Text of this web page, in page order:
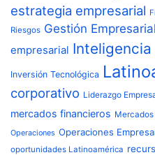
estrategia empresarial
Riesgos Gestión Empresarial
empresarial
Inversión Tecnológica
corporativo Liderazgo
mercados financieros
Operaciones Operaciones
oportunidades Latinoamérica